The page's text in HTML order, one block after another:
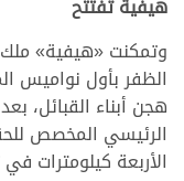
هيفية تفتتح
وتمكنت «هيفية»
الظفر بأول نواميس
هجن أبناء القبائل،
الرئيسي المخصص
الأربعة كيلومترات في